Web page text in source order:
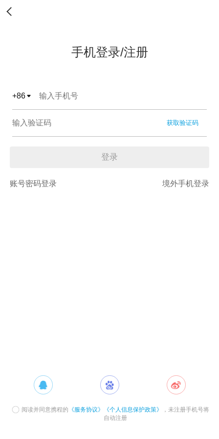
手机登录/注册
+86
获取验证码
登录
账号密码登录 境外手机登录
阅读并同意携程的 《服务协议》 《个人信息保护政策》
，未注册手机号将
自动注册